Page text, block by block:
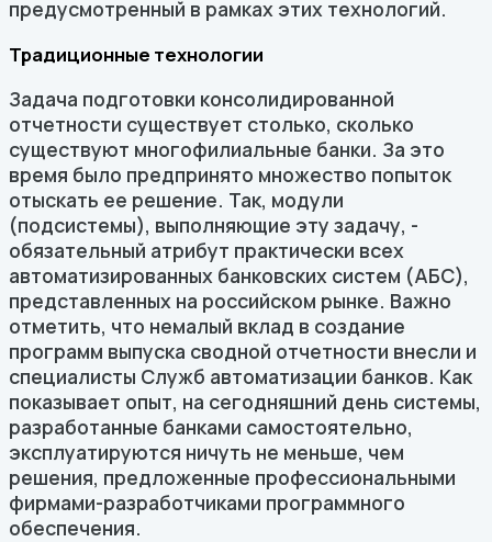
предусмотренный в рамках этих технологий.
Традиционные технологии
Задача подготовки консолидированной
отчетности существует столько, сколько
существуют многофилиальные банки. За это
время было предпринято множество попыток
отыскать ее решение. Так, модули
(подсистемы), выполняющие эту задачу, -
обязательный атрибут практически всех
автоматизированных банковских систем (АБС),
представленных на российском рынке. Важно
отметить, что немалый вклад в создание
программ выпуска сводной отчетности внесли и
специалисты Служб автоматизации банков. Как
показывает опыт, на сегодняшний день системы,
разработанные банками самостоятельно,
эксплуатируются ничуть не меньше, чем
решения, предложенные профессиональными
фирмами-разработчиками программного
обеспечения.